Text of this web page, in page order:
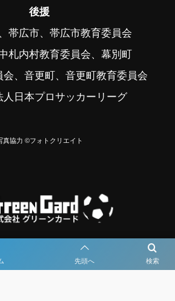
検索
先頭へ
後援
帯広市、帯広市教育委員会
札内村教育委員会、幕別町
会、音更町、音更町教育委員会
人日本プロサッカーリーグ
真協力 ©フォトクリエイト
ディア協力社として